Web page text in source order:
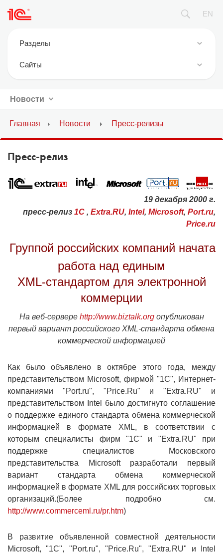
EN
Разделы
Новости
Фирма 1С
Продукция
Партнерам
Cайты
ИТС.1C.ru
1С:Консалтинг
1С:Дистрибьюция
1С Отраслевые решения
1С:Игры
Новости
Главная Новости Пресс-релизы
Пресс-релиз
19 декабря 2000 г.
пресс-релиз 1C , Extra.RU, Intel, Microsoft, Port.ru,
Price.ru
Группой российских компаний начата
работа над единым
XML-стандартом для электронной
коммерции
На веб-сервере http://www.biztalk.orgопубликован
первый вариант российского XML-стандарта обмена
коммерческой информацией
Как было объявлено в октябре этого года, между
представительством Microsoft, фирмой "1С", Интернет-
компаниями "Port.ru", "Price.Ru" и "Extra.RU" и
представительством Intel было достигнуто соглашение
о поддержке единого стандарта обмена коммерческой
информацией в формате XML, в соответствии с
которым специалисты фирм "1С" и "Extra.RU" при
поддержке специалистов Московского
представительства Microsoft разработали первый
вариант стандарта обмена коммерческой
информацией в формате XML для российских торговых
организаций.(Более подробно см.
http://www.commerceml.ru/pr.htm)
В развитие объявленной совместной деятельности
Microsoft, "1С", "Port.ru", "Price.Ru", "Extra.RU" и Intel